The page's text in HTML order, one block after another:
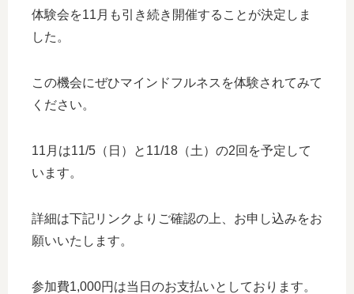
体験会を11月も引き続き開催することが決定しま
した。
この機会にぜひマインドフルネスを体験されてみて
ください。
11月は11/5（日）と11/18（土）の2回を予定して
います。
詳細は下記リンクよりご確認の上、お申し込みをお
願いいたします。
参加費1,000円は当日のお支払いとしております。